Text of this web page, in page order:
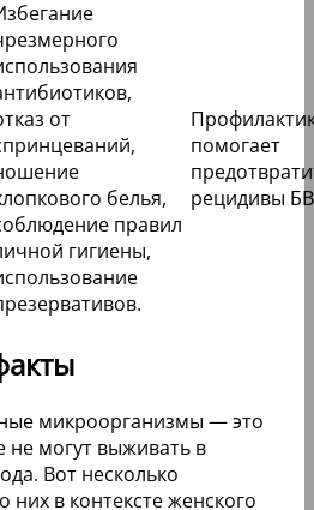
от
белья,
правил
гигиены,
помогает
рецидивы
микроорганизмы — это
могут выживать в
Вот несколько
них в контексте женского